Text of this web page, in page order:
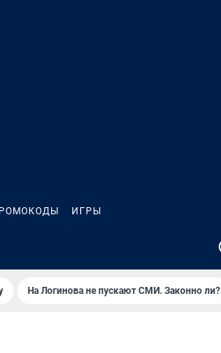
ИГРЫ
На Логинова не пускают СМИ. Законно ли?